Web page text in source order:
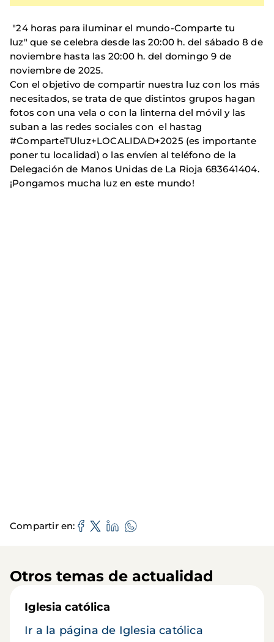
"24 horas para iluminar el mundo-Comparte tu
luz" que se celebra desde las 20:00 h. del sábado 8 de
noviembre hasta las 20:00 h. del domingo 9 de
noviembre de 2025.
Con el objetivo de compartir nuestra luz con los más
necesitados, se trata de que distintos grupos hagan
fotos con una vela o con la linterna del móvil y las
suban a las redes sociales con el hastag
#ComparteTUluz+LOCALIDAD+2025 (es importante
poner tu localidad) o las envíen al teléfono de la
Delegación de Manos Unidas de La Rioja 683641404.
¡Pongamos mucha luz en este mundo!
Compartir en
Otros temas de actualidad
Iglesia católica
Ir a la página de Iglesia católica